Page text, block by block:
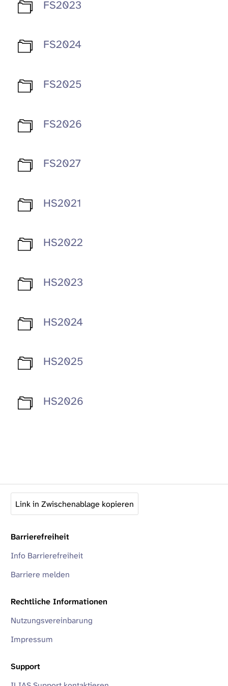
FS2023
FS2024
FS2025
FS2026
FS2027
HS2021
HS2022
HS2023
HS2024
HS2025
HS2026
Link in Zwischenablage kopieren
Barrierefreiheit
Info Barrierefreiheit
Barriere melden
Rechtliche Informationen
Nutzungsvereinbarung
Impressum
Support